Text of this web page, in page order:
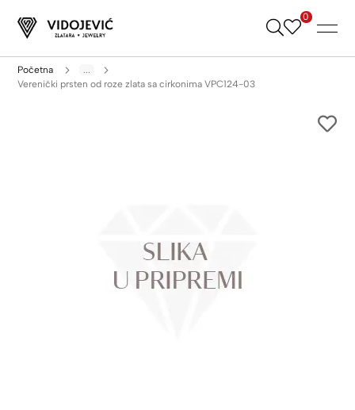
Skip
0
Početna
...
Verenički prsten od roze zlata sa cirkonima VPC124-03